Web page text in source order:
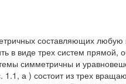
составляющих любую
в виде трех систем прямой,
симметричны и
а ) состоит из трех